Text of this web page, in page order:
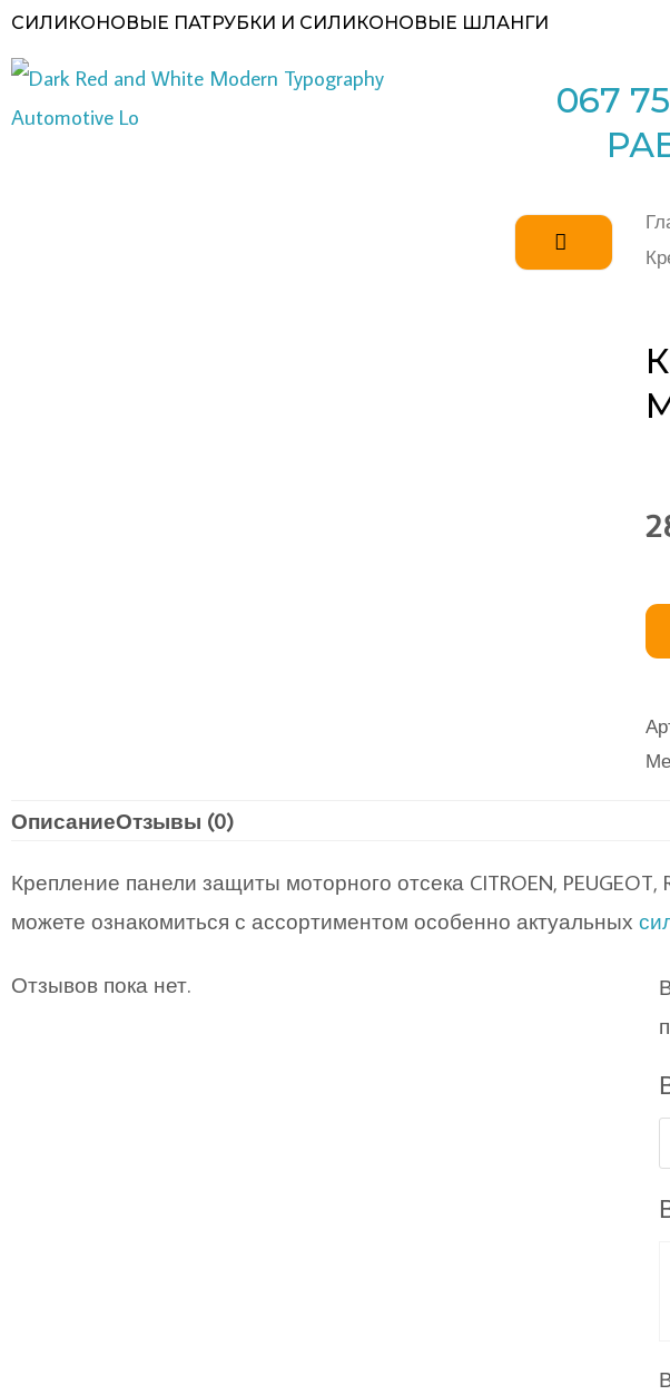
Перейти
СИЛИКОНОВЫЕ ПАТРУБКИ И СИЛИКОНОВЫЕ ШЛАНГИ
067
ОписаниеОтзывы (0)
Крепление панели защиты моторного отсека CITROEN, PEUGEOT,
можете ознакомиться с ассортиментом особенно актуальных
Отзывов пока нет.